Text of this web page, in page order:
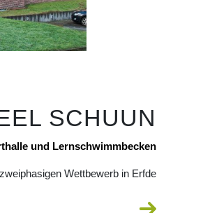
SCHUUN
und Lernschwimmbecken
Wettbewerb in Erfde